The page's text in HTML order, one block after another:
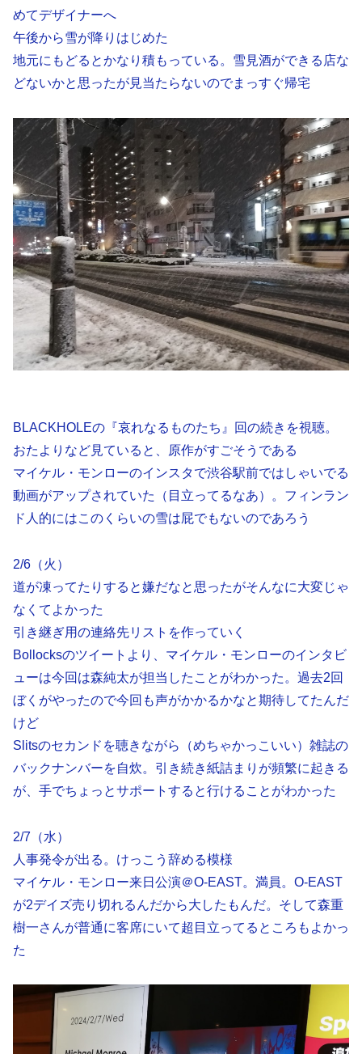
めてデザイナーへ
午後から雪が降りはじめた
地元にもどるとかなり積もっている。雪見酒ができる店な
どないかと思ったが見当たらないのでまっすぐ帰宅
BLACKHOLEの『哀れなるものたち』回の続きを視聴。
おたよりなど見ていると、原作がすごそうである
マイケル・モンローのインスタで渋谷駅前ではしゃいでる
動画がアップされていた（目立ってるなあ）。フィンラン
ド人的にはこのくらいの雪は屁でもないのであろう
2/6（火）
道が凍ってたりすると嫌だなと思ったがそんなに大変じゃ
なくてよかった
引き継ぎ用の連絡先リストを作っていく
Bollocksのツイートより、マイケル・モンローのインタビ
ューは今回は森純太が担当したことがわかった。過去2回
ぼくがやったので今回も声がかかるかなと期待してたんだ
けど
Slitsのセカンドを聴きながら（めちゃかっこいい）雑誌の
バックナンバーを自炊。引き続き紙詰まりが頻繁に起きる
が、手でちょっとサポートすると行けることがわかった
2/7（水）
人事発令が出る。けっこう辞める模様
マイケル・モンロー来日公演＠O-EAST。満員。O-EAST
が2デイズ売り切れるんだから大したもんだ。そして森重
樹一さんが普通に客席にいて超目立ってるところもよかっ
た